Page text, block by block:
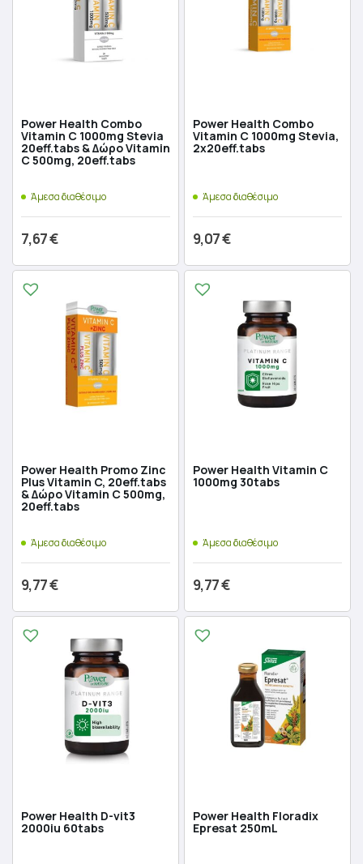
Power Health Combo
Vitamin C 1000mg Stevia
20eff.tabs & Δώρο Vitamin
C 500mg, 20eff.tabs
Άμεσα διαθέσιμο
7,67€
Power Health Combo
Vitamin C 1000mg Stevia,
2x20eff.tabs
Άμεσα διαθέσιμο
9,07€
Power Health Promo Zinc
Plus Vitamin C, 20eff.tabs
& Δώρο Vitamin C 500mg,
20eff.tabs
Άμεσα διαθέσιμο
9,77€
Power Health Vitamin C
1000mg 30tabs
Άμεσα διαθέσιμο
9,77€
Power Health D-vit3
2000iu 60tabs
Power Health Floradix
Epresat 250mL